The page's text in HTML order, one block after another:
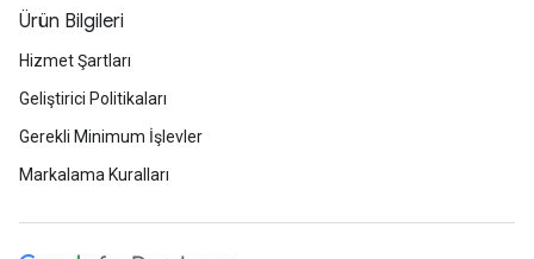
Ürün Bilgileri
Hizmet Şartları
Geliştirici Politikaları
Gerekli Minimum İşlevler
Markalama Kuralları